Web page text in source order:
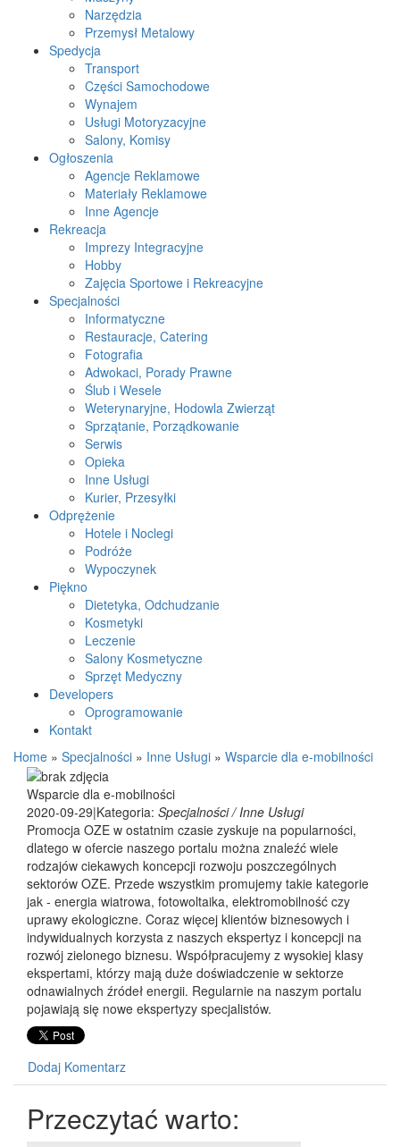
Narzędzia
Przemysł Metalowy
Spedycja
Transport
Części Samochodowe
Wynajem
Usługi Motoryzacyjne
Salony, Komisy
Ogłoszenia
Agencje Reklamowe
Materiały Reklamowe
Inne Agencje
Rekreacja
Imprezy Integracyjne
Hobby
Zajęcia Sportowe i Rekreacyjne
Specjalności
Informatyczne
Restauracje, Catering
Fotografia
Adwokaci, Porady Prawne
Ślub i Wesele
Weterynaryjne, Hodowla Zwierząt
Sprzątanie, Porządkowanie
Serwis
Opieka
Inne Usługi
Kurier, Przesyłki
Odprężenie
Hotele i Noclegi
Podróże
Wypoczynek
Piękno
Dietetyka, Odchudzanie
Kosmetyki
Leczenie
Salony Kosmetyczne
Sprzęt Medyczny
Developers
Oprogramowanie
Kontakt
Home » Specjalności » Inne Usługi » Wsparcie dla e-mobilności
Wsparcie dla e-mobilności
2020-09-29|Kategoria: Specjalności / Inne Usługi
Promocja OZE w ostatnim czasie zyskuje na popularności,
dlatego w ofercie naszego portalu można znaleźć wiele
rodzajów ciekawych koncepcji rozwoju poszczególnych
sektorów OZE. Przede wszystkim promujemy takie kategorie
jak - energia wiatrowa, fotowoltaika, elektromobilność czy
uprawy ekologiczne. Coraz więcej klientów biznesowych i
indywidualnych korzysta z naszych ekspertyz i koncepcji na
rozwój zielonego biznesu. Współpracujemy z wysokiej klasy
ekspertami, którzy mają duże doświadczenie w sektorze
odnawialnych źródeł energii. Regularnie na naszym portalu
pojawiają się nowe ekspertyzy specjalistów.
Dodaj Komentarz
Przeczytać warto: